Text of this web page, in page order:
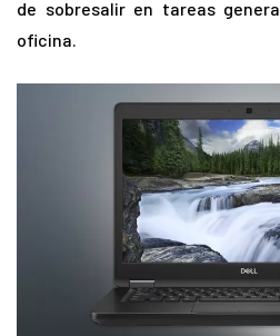
de sobresalir en tareas
oficina.